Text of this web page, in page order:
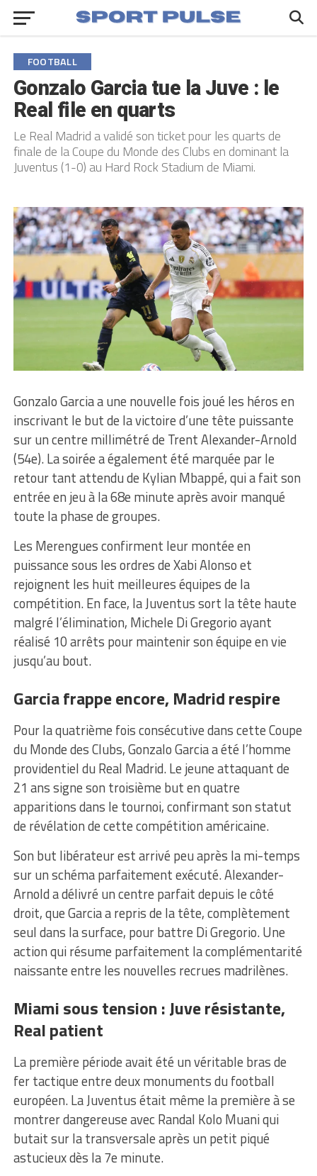
FOOTBALL
Gonzalo Garcia tue la Juve : le
Real file en quarts
Le Real Madrid a validé son ticket pour les quarts de
finale de la Coupe du Monde des Clubs en dominant la
Juventus (1-0) au Hard Rock Stadium de Miami.
Gonzalo Garcia a une nouvelle fois joué les héros en
inscrivant le but de la victoire d’une tête puissante
sur un centre millimétré de Trent Alexander-Arnold
(54e). La soirée a également été marquée par le
retour tant attendu de Kylian Mbappé, qui a fait son
entrée en jeu à la 68e minute après avoir manqué
toute la phase de groupes.
Les Merengues confirment leur montée en
puissance sous les ordres de Xabi Alonso et
rejoignent les huit meilleures équipes de la
compétition. En face, la Juventus sort la tête haute
malgré l’élimination, Michele Di Gregorio ayant
réalisé 10 arrêts pour maintenir son équipe en vie
jusqu’au bout.
Garcia frappe encore, Madrid respire
Pour la quatrième fois consécutive dans cette Coupe
du Monde des Clubs, Gonzalo Garcia a été l’homme
providentiel du Real Madrid. Le jeune attaquant de
21 ans signe son troisième but en quatre
apparitions dans le tournoi, confirmant son statut
de révélation de cette compétition américaine.
Son but libérateur est arrivé peu après la mi-temps
sur un schéma parfaitement exécuté. Alexander-
Arnold a délivré un centre parfait depuis le côté
droit, que Garcia a repris de la tête, complètement
seul dans la surface, pour battre Di Gregorio. Une
action qui résume parfaitement la complémentarité
naissante entre les nouvelles recrues madrilènes.
Miami sous tension : Juve résistante,
Real patient
La première période avait été un véritable bras de
fer tactique entre deux monuments du football
européen. La Juventus était même la première à se
montrer dangereuse avec Randal Kolo Muani qui
butait sur la transversale après un petit piqué
astucieux dès la 7e minute.